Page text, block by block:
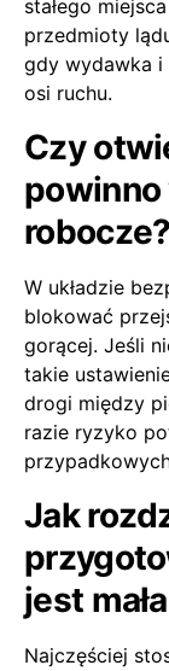
stałego
przedmioty
gdy wydawka i
osi ruchu.
Czy
robocze?
W układzie
blokować
gorącej. Jeśli
takie
drogi między
razie ryzyko
Jak
jest
Najczęściej